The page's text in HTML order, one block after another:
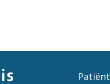
Patiënt